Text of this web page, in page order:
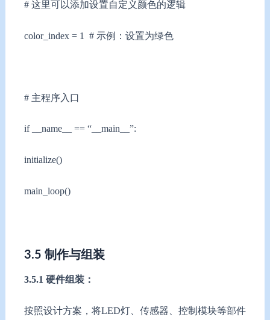
# 这里可以添加设置自定义颜色的逻辑
color_index = 1 # 示例：设置为绿色
# 主程序入口
if __name__ == “__main__”:
initialize()
main_loop()
3.5 制作与组装
3.5.1 硬件组装：
按照设计方案，将LED灯、传感器、控制模块等部件